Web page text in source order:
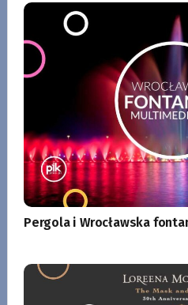
Pergola i Wrocławska